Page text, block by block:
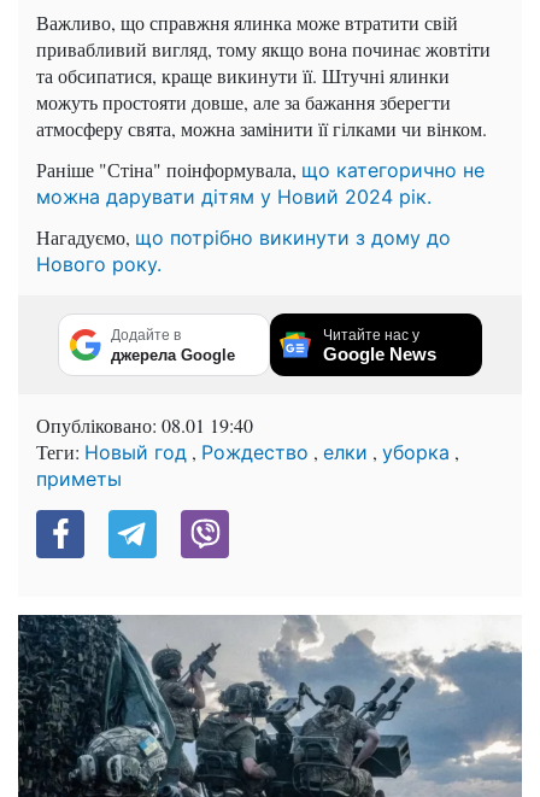
Важливо, що справжня ялинка може втратити свій
привабливий вигляд, тому якщо вона починає жовтіти
та обсипатися, краще викинути її. Штучні ялинки
можуть простояти довше, але за бажання зберегти
атмосферу свята, можна замінити її гілками чи вінком.
Раніше "Стіна" поінформувала, що категорично не
можна дарувати дітям у Новий 2024 рік.
Нагадуємо, що потрібно викинути з дому до
Нового року.
Додайте в
джерела Google
Читайте нас у
Google News
Опубліковано: 08.01 19:40
Теги: Новый год , Рождество , елки , уборка ,
приметы